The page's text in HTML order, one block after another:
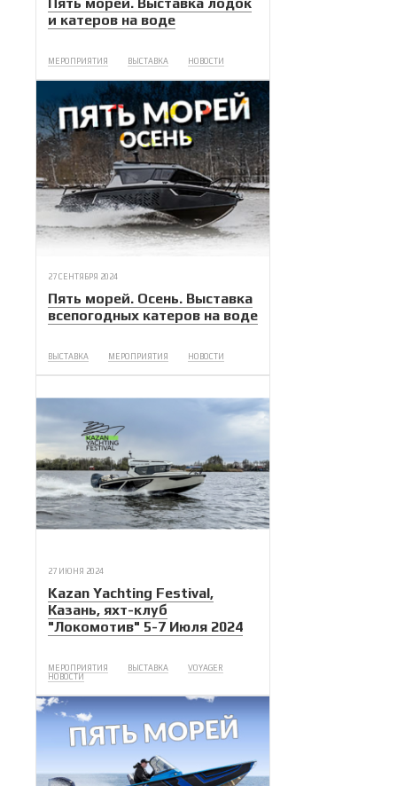
и катеров на воде
МЕРОПРИЯТИЯ ВЫСТАВКА НОВОСТИ
27 СЕНТЯБРЯ 2024
Пять морей. Осень. Выставка
всепогодных катеров на воде
ВЫСТАВКА МЕРОПРИЯТИЯ НОВОСТИ
27 ИЮНЯ 2024
Kazan Yachting Festival,
Казань, яхт-клуб
"Локомотив" 5-7 Июля 2024
МЕРОПРИЯТИЯ ВЫСТАВКА
VOYAGER
НОВОСТИ